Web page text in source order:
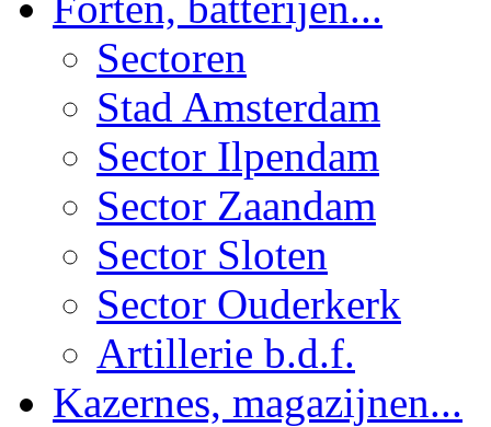
Sectoren
Stad Amsterdam
Sector Ilpendam
Sector Zaandam
Sector Sloten
Sector Ouderkerk
Artillerie b.d.f.
Kazernes, magazijnen...